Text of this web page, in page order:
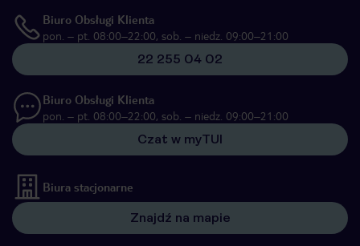
Biuro Obsługi Klienta
pon. – pt. 08:00–22:00, sob. – niedz. 09:00–21:00
22 255 04 02
Biuro Obsługi Klienta
pon. – pt. 08:00–22:00, sob. – niedz. 09:00–21:00
Czat w myTUI
Biura stacjonarne
Znajdź na mapie